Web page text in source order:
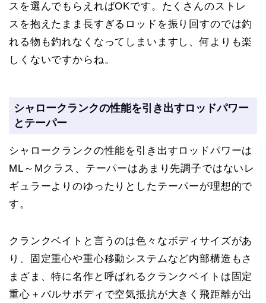
スを選んでもらえればOKです。たくさんのストレ
スを抱えたまま長すぎるロッドを振り回すのでは釣
れる物も釣れなくなってしまいますし、何よりも楽
しくないですからね。
シャロークランクの性能を引き出すロッドパワー
とテーパー
シャロークランクの性能を引き出すロッドパワーは
ML～Mクラス、テーパーはあまり先調子ではないレ
ギュラーよりのゆったりとしたテーパーが理想的で
す。
クランクベイトと言うのは色々なボディサイズがあ
り、固定重心や重心移動システムなど内部構造もさ
まざま、特に名作と呼ばれるクランクベイトは固定
重心＋バルサボディで空気抵抗が大きく飛距離が出